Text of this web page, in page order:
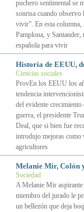
puchero sentimental se
sonrisa cuando observo
vivir”. En esta columna,
Pamplona, y
española para vivir
Historia de EEUU,
Ciencias sociales
ProvEn los EEUU los
tendencia
del evidente
guerra, el presidente
Deal, que si bien fue
introdujo mejoras como
agricultores
Melanie Mir, Colón
Sociedad
A Melanie Mir aspirante
miembro del jurado le
un bellezón que deja